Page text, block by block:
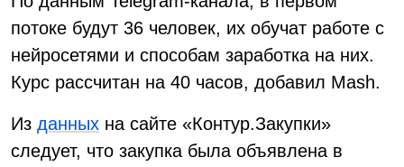
потоке будут 36 человек, их обучат работе с
нейросетями и способам заработка на них.
Курс рассчитан на 40 часов, добавил Mash.
Из данных на сайте «Контур.Закупки»
следует, что закупка была объявлена в